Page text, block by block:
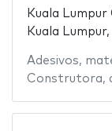
Kuala
Kuala
Adesivos,
Construtora,